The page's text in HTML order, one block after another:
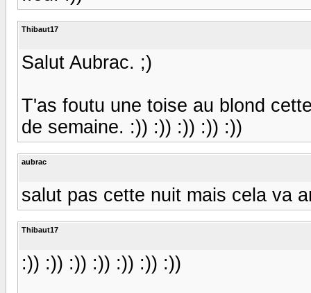
Thibaut17
Salut Aubrac. ;)
T'as foutu une toise au blond
de semaine. :)) :)) :)) :)) :))
aubrac
salut pas cette nuit mais cela va
Thibaut17
:)) :)) :)) :)) :)) :)) :))